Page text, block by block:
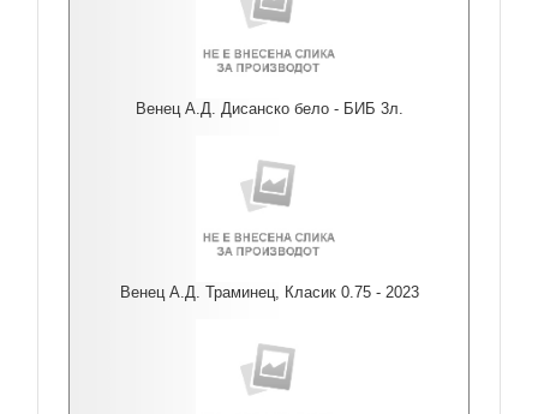
Венец А.Д. Дисанско бело - БИБ 3л.
Венец А.Д. Траминец, Класик 0.75 - 2023